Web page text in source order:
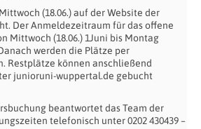
(18.06.) auf der Website der
Der Anmeldezeitraum für das offene
Mittwoch (18.06.) 1Juni bis Montag
werden die Plätze per
Restplätze können anschließend
junioruni-wuppertal.de gebucht
beantwortet das Team der
telefonisch unter 0202 430439 –